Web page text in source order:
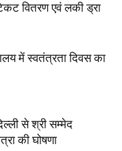
वितरण एवं लकी ड्रा
में स्वतंत्रता दिवस का
से श्री सम्मेद
की घोषणा